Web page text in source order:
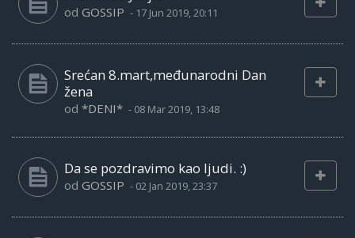
od GOSSIP - 17 Jun 2019, 20:11
Srećan 8.mart,međunarodni Dan
žena
od *DENI* - 08 Mar 2019, 13:48
Da se pozdravimo kao ljudi. :)
od GOSSIP - 02 Jan 2019, 23:37